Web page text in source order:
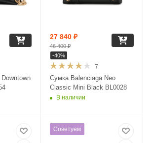
7
Сумка Balenciaga Neo
Classic Mini Black BL0028
В наличии
27 840₽
46 400₽
-40%
Советуем